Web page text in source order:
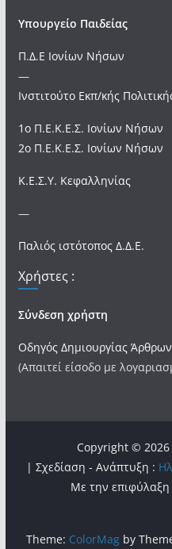
Υπουργείο Παιδείας
Π.Δ.Ε Ιονίων Νήσων
—
Ινστιτούτο Εκπ/κής
1ο Π.Ε.Κ.Ε.Σ. Ιονίων Νήσων
2ο Π.Ε.Κ.Ε.Σ. Ιονίων Νήσων
Κ.Ε.Σ.Υ. Κεφαλληνίας
—
Παλιός ιστότοπος Δ.Δ.Ε.
Χρήστες :
Σύνδεση χρήστη
Οδηγός Δημιουργίας Άρθρων
(Απαιτεί είσοδο με
Copyright © 2026
| Σχεδίαση - Ανάπτυξη :
Με την επιφύλαξη
Theme: ColorMagby